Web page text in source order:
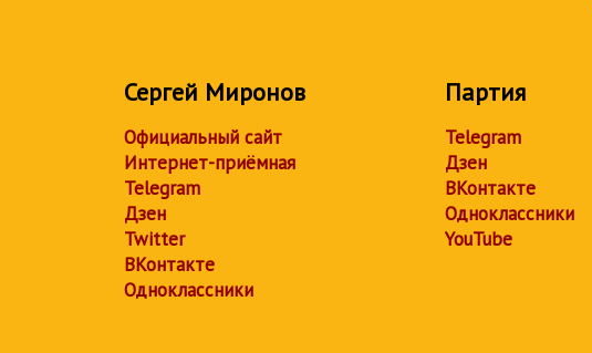
Сергей Миронов
Официальный сайт
Интернет-приёмная
Telegram
Дзен
Twitter
ВКонтакте
Одноклассники
Партия
Telegram
Дзен
ВКонтакте
Одноклассники
YouTube